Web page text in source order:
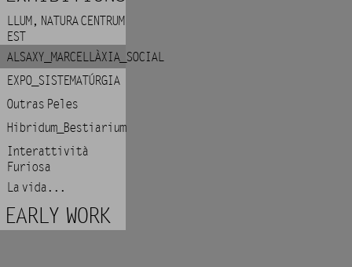
LLUM, NATURA CENTRUM
EST
ALSAXY_MARCELLÀXIA_SOCIAL
EXPO_SISTEMATÚRGIA
Outras Peles
Hibridum_Bestiarium
Interattività
Furiosa
La vida...
EARLY WORK